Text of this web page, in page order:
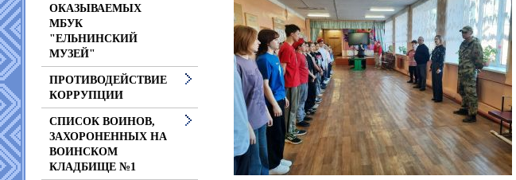
ОКАЗЫВАЕМЫХ
МБУК
"ЕЛЬНИНСКИЙ
МУЗЕЙ"
ПРОТИВОДЕЙСТВИЕ
КОРРУПЦИИ
СПИСОК ВОИНОВ,
ЗАХОРОНЕННЫХ НА
ВОИНСКОМ
КЛАДБИЩЕ №1